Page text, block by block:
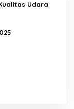
Udara